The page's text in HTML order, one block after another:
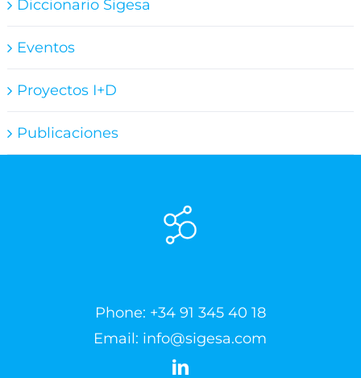
Diccionario Sigesa
Eventos
Proyectos I+D
Publicaciones
Phone: +34 91 345 40 18
Email: info@sigesa.com